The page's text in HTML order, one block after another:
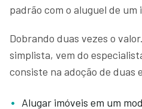
padrão com o aluguel de um
Dobrando duas vezes o
simplista, vem do
consiste na adoção de duas
Alugar imóveis em um